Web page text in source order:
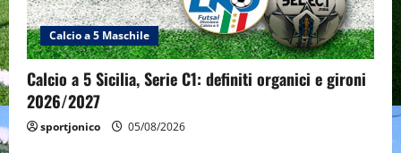
Calcio a 5 Maschile
Calcio a 5 Sicilia, Serie C1: definiti organici e gironi
2026/2027
sportjonico 05/08/2026